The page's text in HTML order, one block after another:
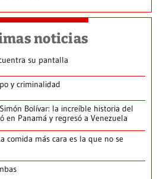
noticias
su pantalla​
y criminalidad
Bolívar: la increíble historia del
en Panamá y regresó a Venezuela
comida más cara es la que no se